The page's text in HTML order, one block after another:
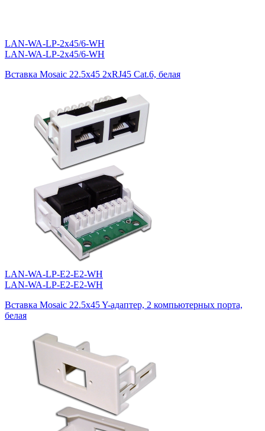
LAN-WA-LP-2x45/6-WH
LAN-WA-LP-2x45/6-WH
Вставка Mosaic 22.5x45 2xRJ45 Cat.6, белая
LAN-WA-LP-E2-E2-WH
LAN-WA-LP-E2-E2-WH
Вставка Mosaic 22.5x45 Y-адаптер, 2 компьютерных порта,
белая